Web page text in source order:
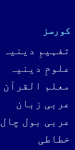
کورسز
تفہیمِ دینیہ
علومِ دینیہ
معلم القرآن
عربی زبان
عربی بول چال
خطاطی